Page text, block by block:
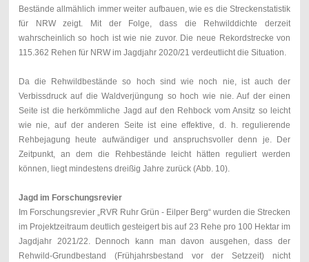
Bestände allmählich immer weiter aufbauen, wie es die Streckenstatistik
für NRW zeigt. Mit der Folge, dass die Rehwilddichte derzeit
wahrscheinlich so hoch ist wie nie zuvor. Die neue Rekordstrecke von
115.362 Rehen für NRW im Jagdjahr 2020/21 verdeutlicht die Situation.
Da die Rehwildbestände so hoch sind wie noch nie, ist auch der
Verbissdruck auf die Waldverjüngung so hoch wie nie. Auf der einen
Seite ist die herkömmliche Jagd auf den Rehbock vom Ansitz so leicht
wie nie, auf der anderen Seite ist eine effektive, d. h. regulierende
Rehbejagung heute aufwändiger und anspruchsvoller denn je. Der
Zeitpunkt, an dem die Rehbestände leicht hätten reguliert werden
können, liegt mindestens dreißig Jahre zurück (Abb. 10).
Jagd im Forschungsrevier
Im Forschungsrevier „RVR Ruhr Grün - Eilper Berg“ wurden die Strecken
im Projektzeitraum deutlich gesteigert bis auf 23 Rehe pro 100 Hektar im
Jagdjahr 2021/22. Dennoch kann man davon ausgehen, dass der
Rehwild-Grundbestand (Frühjahrsbestand vor der Setzzeit) nicht